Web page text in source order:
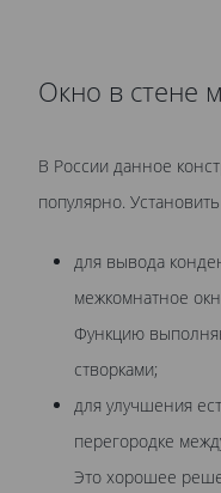
Окно в стене
В России данное
популярно.
для вывода
межкомнатное
Функцию
створками;
для улучшения
перегородке
Это хорошее